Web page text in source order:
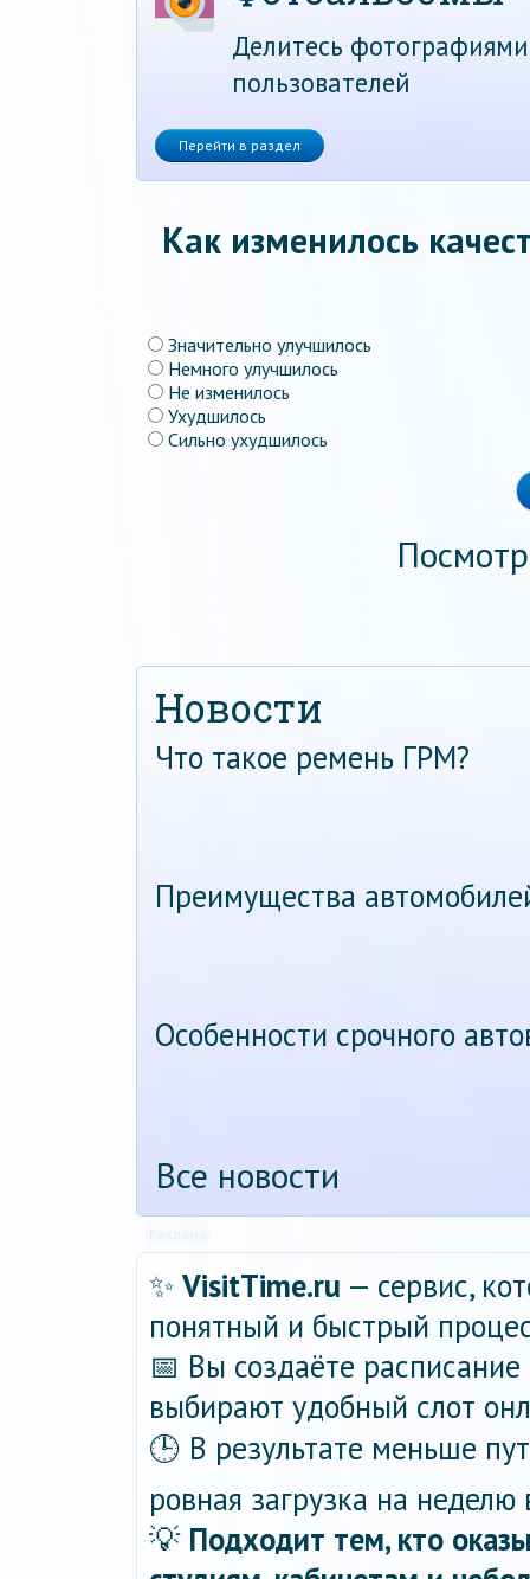
Делитесь
пользователей
Перейти в раздел
Как изменилось
Значительно улучшилось
Немного улучшилось
Не изменилось
Ухудшилось
Сильно ухудшилось
Новости
Что такое ремень ГРМ?
Преимущества
Особенности срочного
Все новости
✨ VisitTime.ru — сервис,
понятный и быстрый
📅 Вы создаёте
выбирают удобный слот
🕒 В результате меньше
ровная загрузка на неделю
💡 Подходит тем, кто